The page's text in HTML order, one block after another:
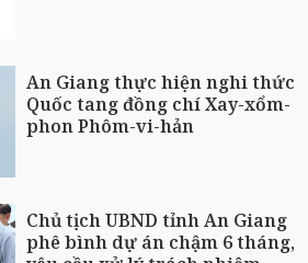
An Giang thực hiện nghi thức
Quốc tang đồng chí Xay-xổm-
phon Phôm-vi-hản
Chủ tịch UBND tỉnh An Giang
phê bình dự án chậm 6 tháng,